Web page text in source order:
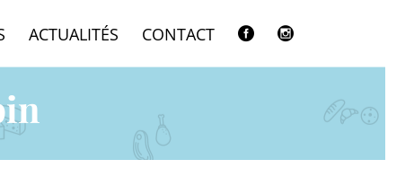
ACTUALITÉS CONTACT  